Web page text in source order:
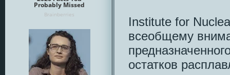
Institute for
всеобщему
остатков